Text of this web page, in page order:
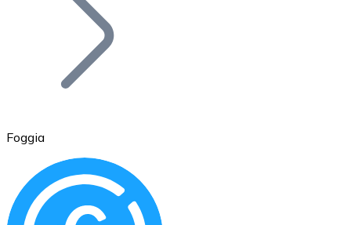
Ethereum
Foggia